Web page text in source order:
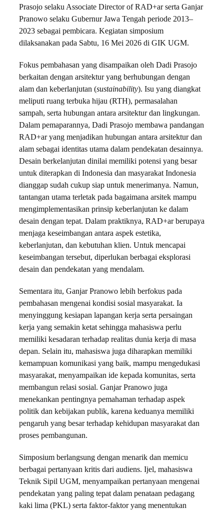
Prasojo selaku Associate Director of RAD+ar serta Ganjar
Pranowo selaku Gubernur Jawa Tengah periode 2013–
2023 sebagai pembicara. Kegiatan simposium
dilaksanakan pada Sabtu, 16 Mei 2026 di GIK UGM.
Fokus pembahasan yang disampaikan oleh Dadi Prasojo
berkaitan dengan arsitektur yang berhubungan dengan
alam dan keberlanjutan (sustainability). Isu yang diangkat
meliputi ruang terbuka hijau (RTH), permasalahan
sampah, serta hubungan antara arsitektur dan lingkungan.
Dalam pemaparannya, Dadi Prasojo membawa pandangan
RAD+ar yang menjadikan hubungan antara arsitektur dan
alam sebagai identitas utama dalam pendekatan desainnya.
Desain berkelanjutan dinilai memiliki potensi yang besar
untuk diterapkan di Indonesia dan masyarakat Indonesia
dianggap sudah cukup siap untuk menerimanya. Namun,
tantangan utama terletak pada bagaimana arsitek mampu
mengimplementasikan prinsip keberlanjutan ke dalam
desain dengan tepat. Dalam praktiknya, RAD+ar berupaya
menjaga keseimbangan antara aspek estetika,
keberlanjutan, dan kebutuhan klien. Untuk mencapai
keseimbangan tersebut, diperlukan berbagai eksplorasi
desain dan pendekatan yang mendalam.
Sementara itu, Ganjar Pranowo lebih berfokus pada
pembahasan mengenai kondisi sosial masyarakat. Ia
menyinggung kesiapan lapangan kerja serta persaingan
kerja yang semakin ketat sehingga mahasiswa perlu
memiliki kesadaran terhadap realitas dunia kerja di masa
depan. Selain itu, mahasiswa juga diharapkan memiliki
kemampuan komunikasi yang baik, mampu mengedukasi
masyarakat, menyampaikan ide kepada komunitas, serta
membangun relasi sosial. Ganjar Pranowo juga
menekankan pentingnya pemahaman terhadap aspek
politik dan kebijakan publik, karena keduanya memiliki
pengaruh yang besar terhadap kehidupan masyarakat dan
proses pembangunan.
Simposium berlangsung dengan menarik dan memicu
berbagai pertanyaan kritis dari audiens. Ijel, mahasiswa
Teknik Sipil UGM, menyampaikan pertanyaan mengenai
pendekatan yang paling tepat dalam penataan pedagang
kaki lima (PKL) serta faktor-faktor yang menentukan